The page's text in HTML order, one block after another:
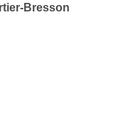
Bresson